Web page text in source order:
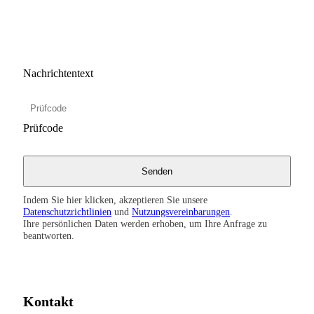
Nachrichtentext
Prüfcode
Indem Sie hier klicken, akzeptieren Sie unsere
Datenschutzrichtlinien und Nutzungsvereinbarungen.
Ihre persönlichen Daten werden erhoben, um Ihre Anfrage zu
beantworten.
Kontakt